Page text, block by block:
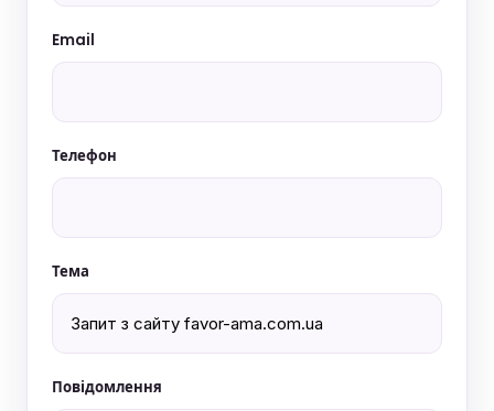
Email
Телефон
Тема
Повідомлення